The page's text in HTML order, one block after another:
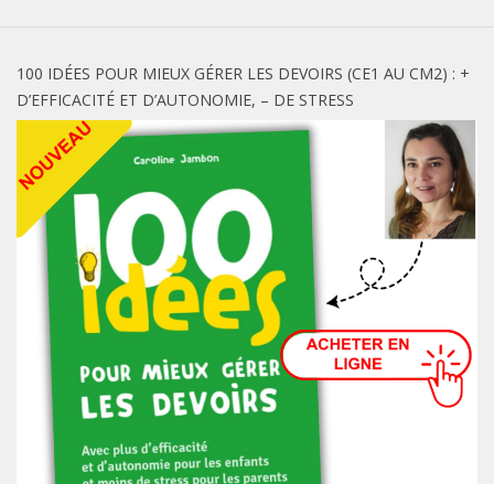
100 IDÉES POUR MIEUX GÉRER LES DEVOIRS (CE1 AU CM2) : +
D’EFFICACITÉ ET D’AUTONOMIE, – DE STRESS